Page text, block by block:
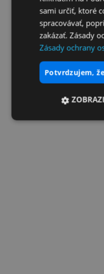
sami určiť, ktoré
spracovávať,
zakázať. Zásady
Zásady ochrany
potvrdzujem,